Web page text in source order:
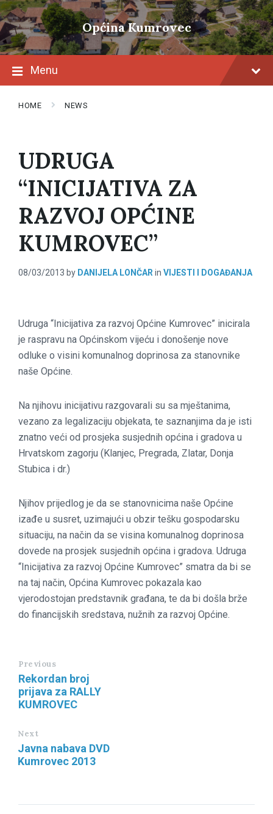
Skip
to
content
Skip
to
main
navigation
Skip
to
footer
Općina Kumrovec
Menu
HOME NEWS
UDRUGA
“INICIJATIVA ZA
RAZVOJ OPĆINE
KUMROVEC”
08/03/2013 by DANIJELA LONČAR in VIJESTI I DOGAĐANJA
Udruga “Inicijativa za razvoj Općine Kumrovec” inicirala
je raspravu na Općinskom vijeću i donošenje nove
odluke o visini komunalnog doprinosa za stanovnike
naše Općine.
Na njihovu inicijativu razgovarali su sa mještanima,
vezano za legalizaciju objekata, te saznanjima da je isti
znatno veći od prosjeka susjednih općina i gradova u
Hrvatskom zagorju (Klanjec, Pregrada, Zlatar, Donja
Stubica i dr.)
Njihov prijedlog je da se stanovnicima naše Općine
izađe u susret, uzimajući u obzir tešku gospodarsku
situaciju, na način da se visina komunalnog doprinosa
dovede na prosjek susjednih općina i gradova. Udruga
“Inicijativa za razvoj Općine Kumrovec” smatra da bi se
na taj način, Općina Kumrovec pokazala kao
vjerodostojan predstavnik građana, te da bi došla brže
do financijskih sredstava, nužnih za razvoj Općine.
Previous
Rekordan broj
prijava za RALLY
KUMROVEC
Next
Javna nabava DVD
Kumrovec 2013